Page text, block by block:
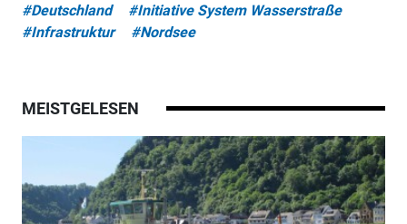
#Deutschland
#Initiative System Wasserstraße
#Infrastruktur
#Nordsee
MEISTGELESEN